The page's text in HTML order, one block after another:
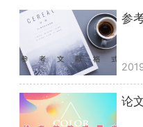
参
论